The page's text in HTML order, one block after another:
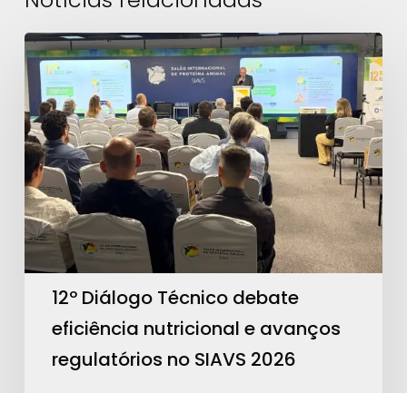
12º
Diálogo
Técnico
debate
eficiência
nutricional
e
avanços
regulatórios
12º Diálogo Técnico debate
eficiência nutricional e avanços
regulatórios no SIAVS 2026